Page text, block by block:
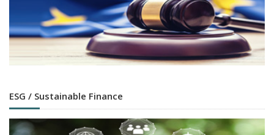
ESG / Sustainable Finance